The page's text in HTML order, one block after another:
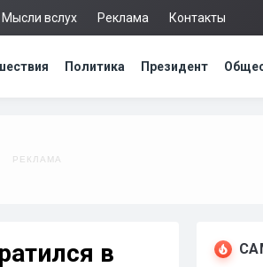
Мысли вслух Реклама Контакты
Политика Президент
в